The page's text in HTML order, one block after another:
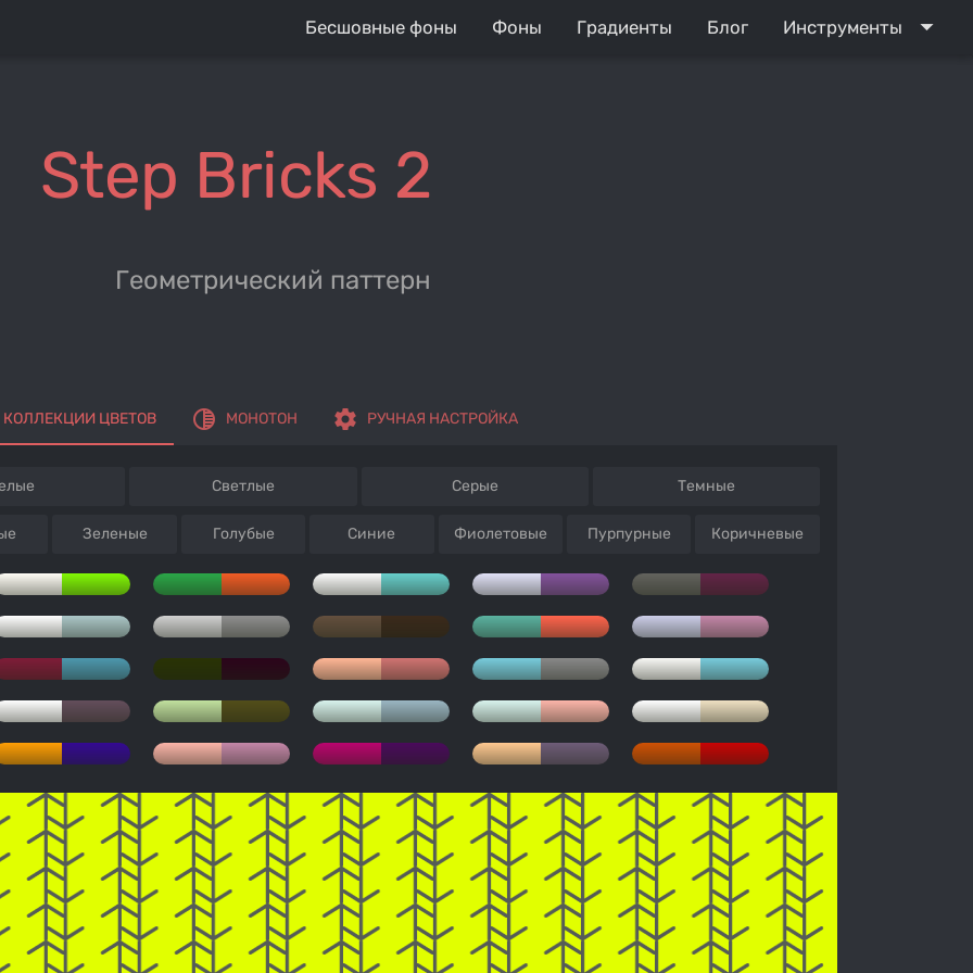
Бесшовные фоны Фоны Градиенты Блог Инструменты arrow_drop_down
Step Bricks 2
Геометрический паттерн
КОЛЛЕКЦИИ ЦВЕТОВ tonality МОНОТОН settings РУЧНАЯ НАСТРОЙКА
Светлые Серые Темные
Зеленые Голубые Синие Фиолетовые Пурпурные Коричневые